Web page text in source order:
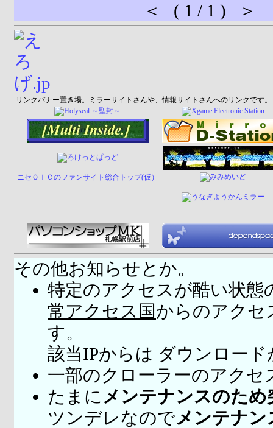
＜ ( 1 / 1 ) ＞
リンクバナー置き場。ミラーサイトさんや、情報サイトさんへのリンクです。
ニセＯＩＣのファンサイト総合トップ(仮）
その他お知らせとか。
特定のアクセスが酷い状態
常アクセス国からのアクセ
す。
該当IPからは ダウンロー
一部のクローラーのアクセ
たまに メンテナンスのため
ツンデレなのでメンテナ